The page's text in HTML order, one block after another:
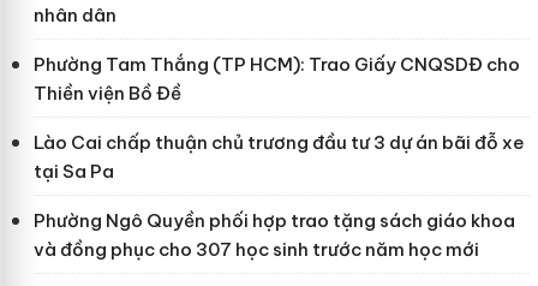
nhân dân
Phường Tam Thắng (TP HCM): Trao Giấy CNQSDĐ cho
Thiền viện Bồ Đề
Lào Cai chấp thuận chủ trương đầu tư 3 dự án bãi đỗ xe
tại Sa Pa
Phường Ngô Quyền phối hợp trao tặng sách giáo khoa
và đồng phục cho 307 học sinh trước năm học mới